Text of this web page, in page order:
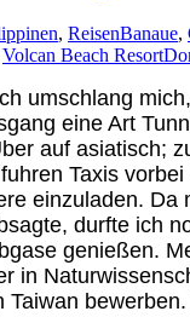
, ReisenBanaue,
Volcan Beach Resort
umschlang
eine Art
auf asiatisch;
Taxis
einzuladen. Da
durfte ich
genießen.
in
Taiwan